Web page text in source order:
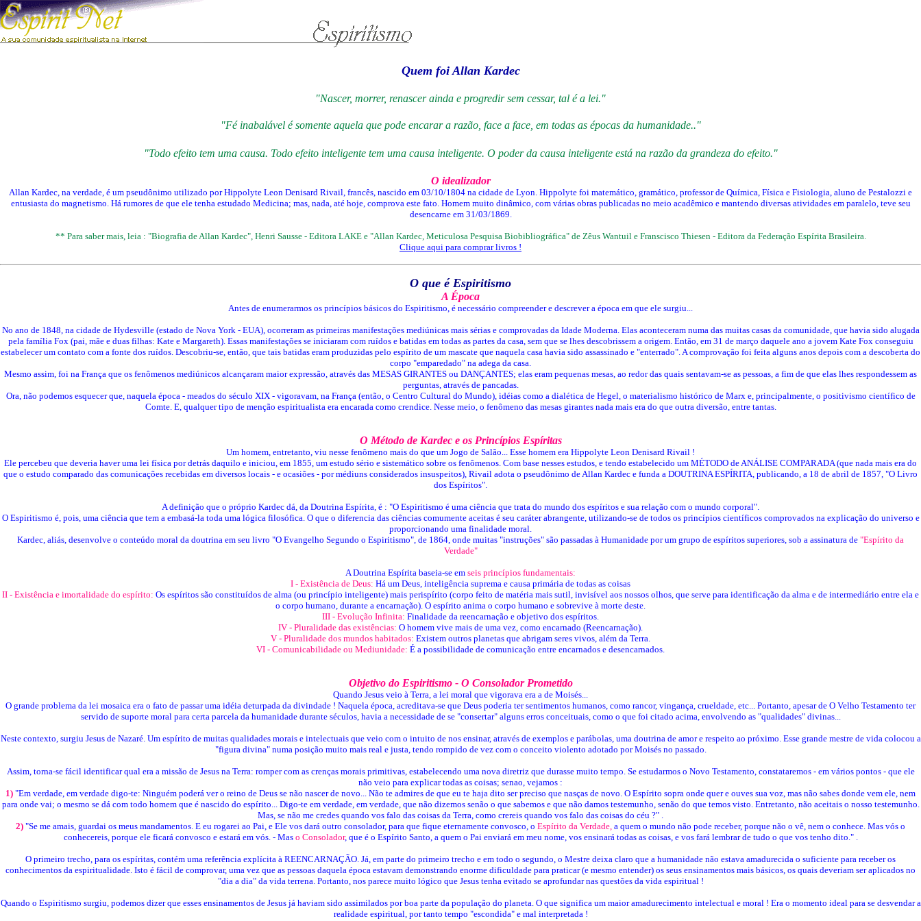
Quem foi Allan Kardec
"Nascer, morrer, renascer ainda e progredir sem cessar, tal é a lei."
"Fé inabalável é somente aquela que pode encarar a razão, face a face, em todas as épocas da humanidade.."
"Todo efeito tem uma causa. Todo efeito inteligente tem uma causa inteligente. O poder da causa inteligente está na razão da grandeza do efeito."
O idealizador
Allan Kardec, na verdade, é um pseudônimo utilizado por Hippolyte Leon Denisard Rivail, francês, nascido em 03/10/1804 na cidade de Lyon. Hippolyte foi matemático, gramático, professor de Química, Física e Fisiologia, aluno de Pestalozzi e
entusiasta do magnetismo. Há rumores de que ele tenha estudado Medicina; mas, nada, até hoje, comprova este fato. Homem muito dinâmico, com várias obras publicadas no meio acadêmico e mantendo diversas atividades em paralelo, teve seu
desencarne em 31/03/1869.
** Para saber mais, leia : "Biografia de Allan Kardec", Henri Sausse - Editora LAKE e "Allan Kardec, Meticulosa Pesquisa Biobibliográfica" de Zêus Wantuil e Franscisco Thiesen - Editora da Federação Espírita Brasileira.
Clique aqui para comprar livros !
O que é Espiritismo
A Época
Antes de enumerarmos os princípios básicos do Espiritismo, é necessário compreender e descrever a época em que ele surgiu...
No ano de 1848, na cidade de Hydesville (estado de Nova York - EUA), ocorreram as primeiras manifestações mediúnicas mais sérias e comprovadas da Idade Moderna. Elas aconteceram numa das muitas casas da comunidade, que havia sido alugada
pela família Fox (pai, mãe e duas filhas: Kate e Margareth). Essas manifestações se iniciaram com ruídos e batidas em todas as partes da casa, sem que se lhes descobrissem a origem. Então, em 31 de março daquele ano a jovem Kate Fox conseguiu
estabelecer um contato com a fonte dos ruídos. Descobriu-se, então, que tais batidas eram produzidas pelo espírito de um mascate que naquela casa havia sido assassinado e "enterrado". A comprovação foi feita alguns anos depois com a descoberta do
corpo "emparedado" na adega da casa.
Mesmo assim, foi na França que os fenômenos mediúnicos alcançaram maior expressão, através das MESAS GIRANTES ou DANÇANTES; elas eram pequenas mesas, ao redor das quais sentavam-se as pessoas, a fim de que elas lhes respondessem as
perguntas, através de pancadas.
Ora, não podemos esquecer que, naquela época - meados do século XIX - vigoravam, na França (então, o Centro Cultural do Mundo), idéias como a dialética de Hegel, o materialismo histórico de Marx e, principalmente, o positivismo científico de
Comte. E, qualquer tipo de menção espiritualista era encarada como crendice. Nesse meio, o fenômeno das mesas girantes nada mais era do que outra diversão, entre tantas.
O Método de Kardec e os Princípios Espíritas
Um homem, entretanto, viu nesse fenômeno mais do que um Jogo de Salão... Esse homem era Hippolyte Leon Denisard Rivail !
Ele percebeu que deveria haver uma lei física por detrás daquilo e iniciou, em 1855, um estudo sério e sistemático sobre os fenômenos. Com base nesses estudos, e tendo estabelecido um MÉTODO de ANÁLISE COMPARADA (que nada mais era do
que o estudo comparado das comunicações recebidas em diversos locais - e ocasiões - por médiuns considerados insuspeitos), Rivail adota o pseudônimo de Allan Kardec e funda a DOUTRINA ESPÍRITA, publicando, a 18 de abril de 1857, "O Livro
dos Espíritos".
A definição que o próprio Kardec dá, da Doutrina Espírita, é : "O Espiritismo é uma ciência que trata do mundo dos espíritos e sua relação com o mundo corporal".
O Espiritismo é, pois, uma ciência que tem a embasá-la toda uma lógica filosófica. O que o diferencia das ciências comumente aceitas é seu caráter abrangente, utilizando-se de todos os princípios científicos comprovados na explicação do universo e
proporcionando uma finalidade moral.
Kardec, aliás, desenvolve o conteúdo moral da doutrina em seu livro "O Evangelho Segundo o Espiritismo", de 1864, onde muitas "instruções" são passadas à Humanidade por um grupo de espíritos superiores, sob a assinatura de "Espírito da
Verdade"
A Doutrina Espírita baseia-se em seis princípios fundamentais:
I - Existência de Deus: Há um Deus, inteligência suprema e causa primária de todas as coisas
II - Existência e imortalidade do espírito: Os espíritos são constituídos de alma (ou princípio inteligente) mais perispírito (corpo feito de matéria mais sutil, invisível aos nossos olhos, que serve para identificação da alma e de intermediário entre ela e
o corpo humano, durante a encarnação). O espírito anima o corpo humano e sobrevive à morte deste.
III - Evolução Infinita: Finalidade da reencarnação e objetivo dos espíritos.
IV - Pluralidade das existências: O homem vive mais de uma vez, como encarnado (Reencarnação).
V - Pluralidade dos mundos habitados: Existem outros planetas que abrigam seres vivos, além da Terra.
VI - Comunicabilidade ou Mediunidade: É a possibilidade de comunicação entre encarnados e desencarnados.
Objetivo do Espiritismo - O Consolador Prometido
Quando Jesus veio à Terra, a lei moral que vigorava era a de Moisés...
O grande problema da lei mosaica era o fato de passar uma idéia deturpada da divindade ! Naquela época, acreditava-se que Deus poderia ter sentimentos humanos, como rancor, vingança, crueldade, etc... Portanto, apesar de O Velho Testamento ter
servido de suporte moral para certa parcela da humanidade durante séculos, havia a necessidade de se "consertar" alguns erros conceituais, como o que foi citado acima, envolvendo as "qualidades" divinas...
Neste contexto, surgiu Jesus de Nazaré. Um espírito de muitas qualidades morais e intelectuais que veio com o intuito de nos ensinar, através de exemplos e parábolas, uma doutrina de amor e respeito ao próximo. Esse grande mestre de vida colocou a
"figura divina" numa posição muito mais real e justa, tendo rompido de vez com o conceito violento adotado por Moisés no passado.
Assim, torna-se fácil identificar qual era a missão de Jesus na Terra: romper com as crenças morais primitivas, estabelecendo uma nova diretriz que durasse muito tempo. Se estudarmos o Novo Testamento, constataremos - em vários pontos - que ele
não veio para explicar todas as coisas; senao, vejamos :
1) "Em verdade, em verdade digo-te: Ninguém poderá ver o reino de Deus se não nascer de novo... Não te admires de que eu te haja dito ser preciso que nasças de novo. O Espírito sopra onde quer e ouves sua voz, mas não sabes donde vem ele, nem
para onde vai; o mesmo se dá com todo homem que é nascido do espírito... Digo-te em verdade, em verdade, que não dizemos senão o que sabemos e que não damos testemunho, senão do que temos visto. Entretanto, não aceitais o nosso testemunho.
Mas, se não me credes quando vos falo das coisas da Terra, como crereis quando vos falo das coisas do céu ?" .
2) "Se me amais, guardai os meus mandamentos. E eu rogarei ao Pai, e Ele vos dará outro consolador, para que fique eternamente convosco, o Espírito da Verdade, a quem o mundo não pode receber, porque não o vê, nem o conhece. Mas vós o
conhecereis, porque ele ficará convosco e estará em vós. - Mas o Consolador, que é o Espírito Santo, a quem o Pai enviará em meu nome, vos ensinará todas as coisas, e vos fará lembrar de tudo o que vos tenho dito." .
O primeiro trecho, para os espíritas, contém uma referência explícita à REENCARNAÇÃO. Já, em parte do primeiro trecho e em todo o segundo, o Mestre deixa claro que a humanidade não estava amadurecida o suficiente para receber os
conhecimentos da espiritualidade. Isto é fácil de comprovar, uma vez que as pessoas daquela época estavam demonstrando enorme dificuldade para praticar (e mesmo entender) os seus ensinamentos mais básicos, os quais deveriam ser aplicados no
"dia a dia" da vida terrena. Portanto, nos parece muito lógico que Jesus tenha evitado se aprofundar nas questões da vida espiritual !
Quando o Espiritismo surgiu, podemos dizer que esses ensinamentos de Jesus já haviam sido assimilados por boa parte da população do planeta. O que significa um maior amadurecimento intelectual e moral ! Era o momento ideal para se desvendar a
realidade espiritual, por tanto tempo "escondida" e mal interpretada !